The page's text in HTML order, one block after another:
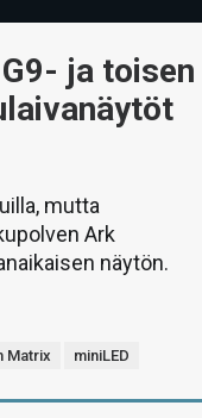
ja toisen
mutta
Ark
näytön.
Matrix miniLED